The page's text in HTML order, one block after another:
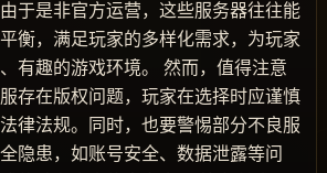
于是非官方运营，这些服务器往往能
衡，满足玩家的多样化需求，为玩家
有趣的游戏环境。 然而，值得注意
存在版权问题，玩家在选择时应谨慎
律法规。同时，也要警惕部分不良服
隐患，如账号安全、数据泄露等问